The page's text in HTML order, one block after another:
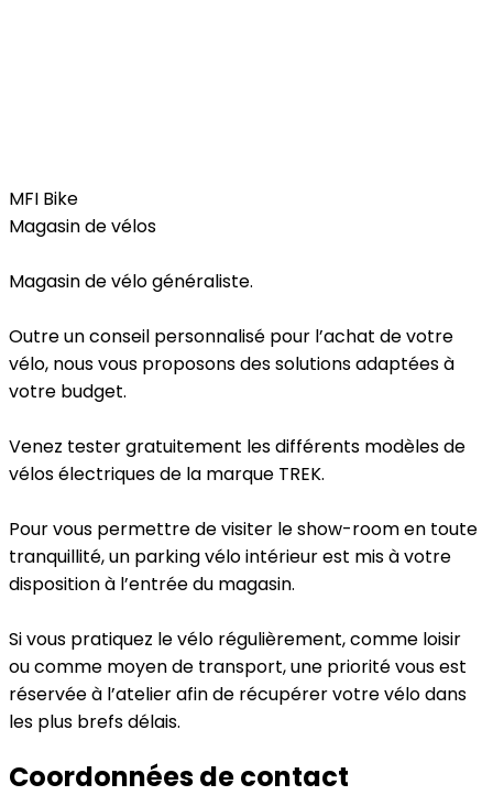
MFI Bike
Magasin de vélos
Magasin de vélo généraliste.
Outre un conseil personnalisé pour l’achat de votre
vélo, nous vous proposons des solutions adaptées à
votre budget.
Venez tester gratuitement les différents modèles de
vélos électriques de la marque TREK.
Pour vous permettre de visiter le show-room en toute
tranquillité, un parking vélo intérieur est mis à votre
disposition à l’entrée du magasin.
Si vous pratiquez le vélo régulièrement, comme loisir
ou comme moyen de transport, une priorité vous est
réservée à l’atelier afin de récupérer votre vélo dans
les plus brefs délais.
Coordonnées de contact